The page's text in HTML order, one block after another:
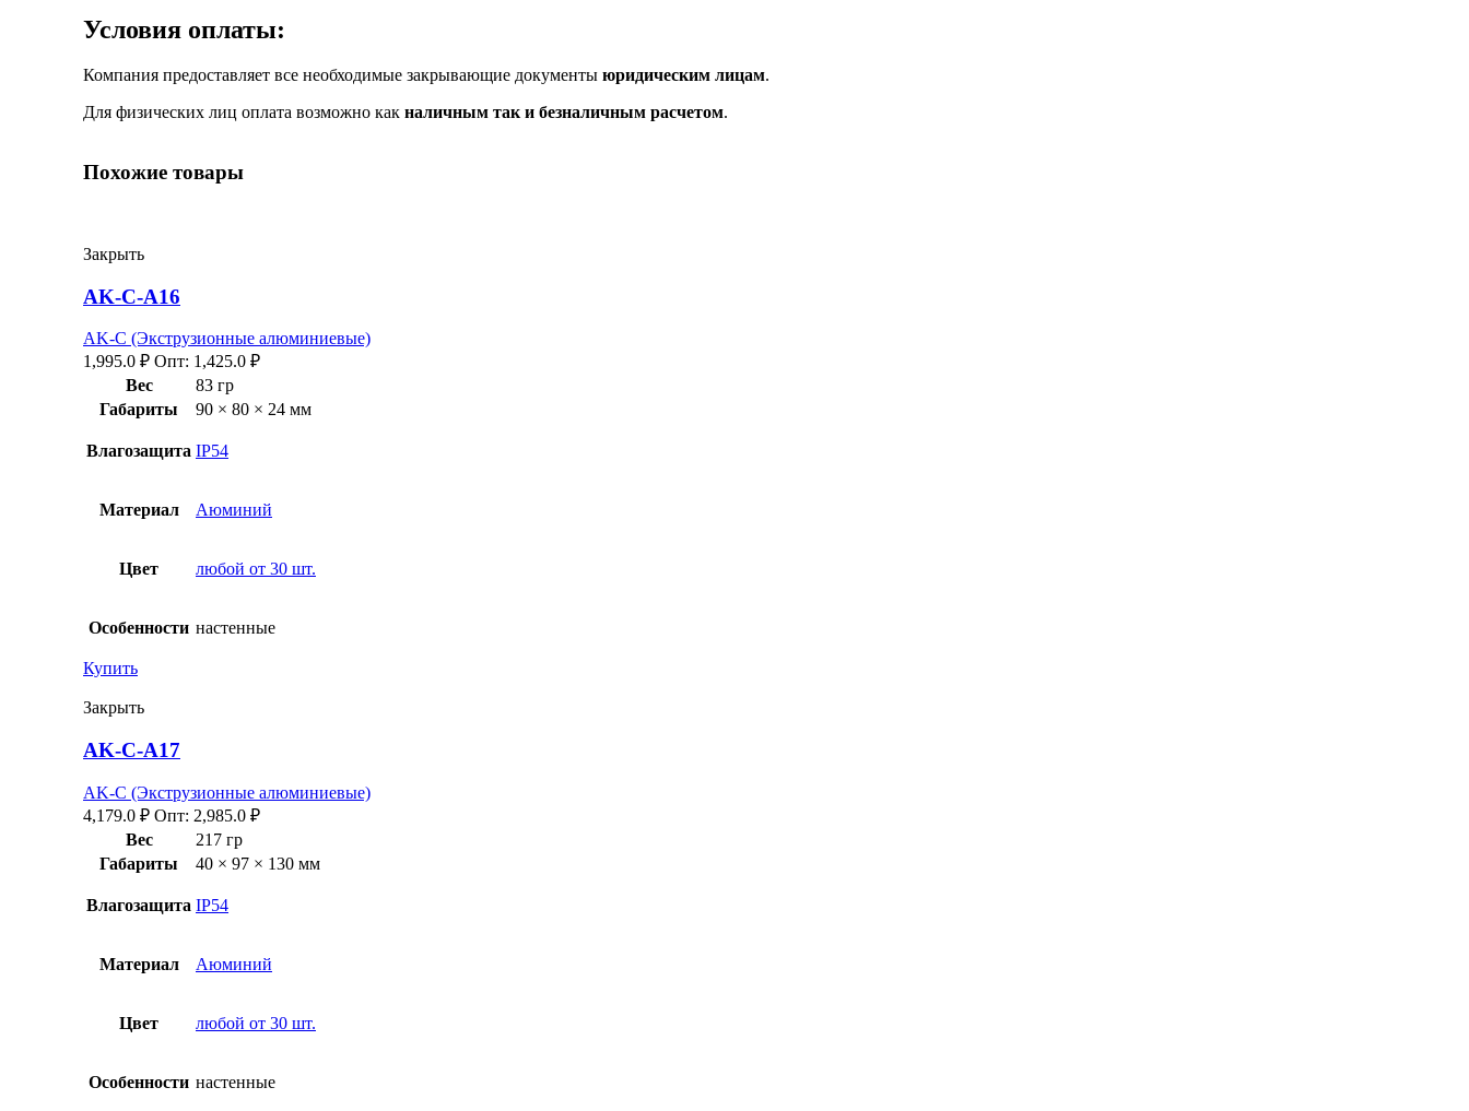
Условия оплаты:
Компания предоставляет все необходимые закрывающие документы юридическим лицам.
Для физических лиц оплата возможно как наличным так и безналичным расчетом.
Похожие товары
Закрыть
AK-C-A16
AK-C (Экструзионные алюминиевые)
1,995.0 ₽ Опт: 1,425.0 ₽
Вес
83 гр
Габариты
90 × 80 × 24 мм
Влагозащита IP54
Материал Аюминий
Цвет любой от 30 шт.
Особенности настенные
Купить
Закрыть
AK-C-A17
AK-C (Экструзионные алюминиевые)
4,179.0 ₽ Опт: 2,985.0 ₽
Вес
217 гр
Габариты
40 × 97 × 130 мм
Влагозащита IP54
Материал Аюминий
Цвет любой от 30 шт.
Особенности настенные